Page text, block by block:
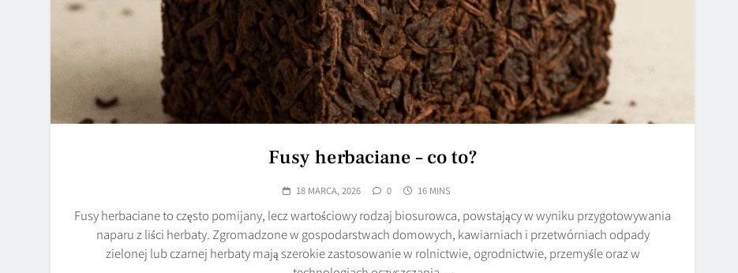
Fusy herbaciane – co to?
18 MARCA, 2026 0 16 MINS
Fusy herbaciane to często pomijany, lecz wartościowy rodzaj biosurowca, powstający w wyniku przygotowywania
naparu z liści herbaty. Zgromadzone w gospodarstwach domowych, kawiarniach i przetwórniach odpady
zielonej lub czarnej herbaty mają szerokie zastosowanie w rolnictwie, ogrodnictwie, przemyśle oraz w